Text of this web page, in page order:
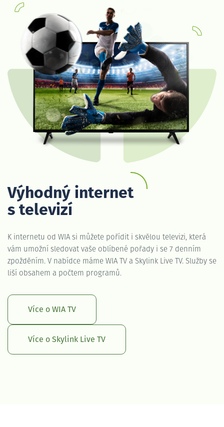
Výhodný internet
s televizí
K internetu od WIA si můžete pořídit i skvělou televizi, která
vám umožní sledovat vaše oblíbené pořady i se 7 denním
zpožděním. V nabídce máme WIA TV a Skylink Live TV. Služby se
liší obsahem a počtem programů.
Více o WIA TV
Více o Skylink Live TV